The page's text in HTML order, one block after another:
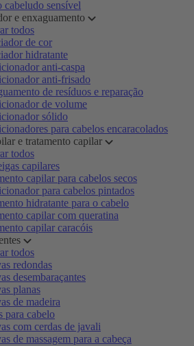
cabeludo sensível
e enxaguamento
todos
de cor
hidratante
anti-caspa
anti-frisado
de resíduos e reparação
de volume
sólido
para cabelos encaracolados
e tratamento capilar
todos
capilares
capilar para cabelos secos
para cabelos pintados
hidratante para o cabelo
capilar com queratina
capilar caracóis
todos
redondas
desembaraçantes
planas
de madeira
para cabelo
com cerdas de javali
de massagem para a cabeça